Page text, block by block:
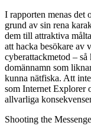
I rapporten menas det
grund av sin rena
dem till attraktiva
att hacka besökare av
cyberattackmetod –
domännamn som
kunna nätfiska. Att
som Internet Explorer
allvarliga
Shooting the